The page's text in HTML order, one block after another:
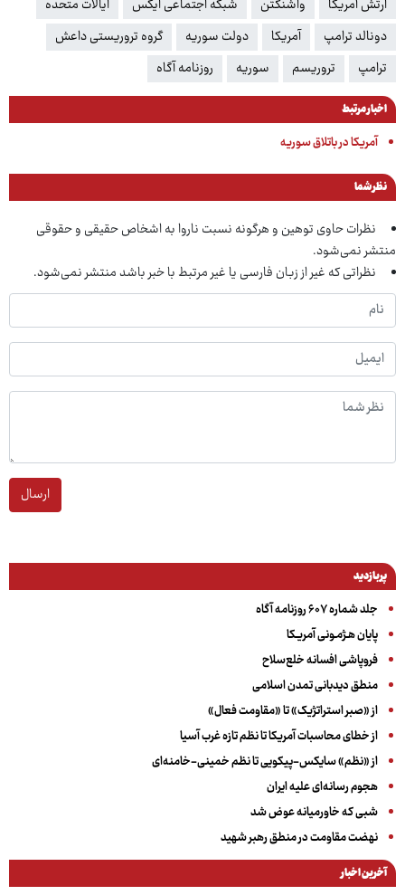
ارتش آمریکا واشنگتن شبکه اجتماعی ایکس
ایالات متحده
دونالد ترامپ
آمریکا دولت سوریه
گروه تروریستی داعش
ترامپ
تروریسم سوریه روزنامه آگاه
اخبار مرتبط
آمریکا در باتلاق سوریه
نظر شما
نظرات حاوی توهین و هرگونه نسبت ناروا به اشخاص حقیقی و حقوقی
منتشر نمی‌شود.
نظراتی که غیر از زبان فارسی یا غیر مرتبط با خبر باشد منتشر نمی‌شود.
ارسال
پربازدید
جلد شماره ۶۰۷ روزنامه آگاه
پایان هـژمـونی آمریـکا
فروپاشی افسانه خلع‌سلاح
منطق دیدبانی تمدن اسلامی
از «صبر استراتژیک» تا «مقاومت فعال»
از خطای محاسبات آمریکا تا نظم تازه غرب آسیا
از «نظم» سایکس-پیکویی تا نظم خمینی-خامنه‌ای
هجوم رسانه‌ای علیه ایران
شبی که خاورمیانه عوض شد
نهضت مقاومت در منطق رهبر شهید
آخرین اخبار